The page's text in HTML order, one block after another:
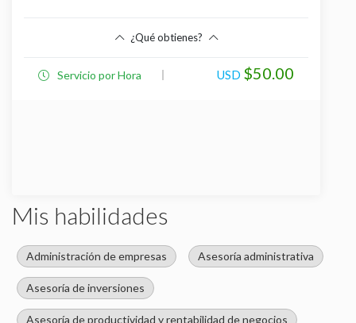
¿Qué obtienes?
Beneficios
Servicio por Hora USD $50.00
Mis habilidades
Administración de empresas Asesoría administrativa
Asesoría de inversiones
Asesoría de productividad y rentabilidad de negocios